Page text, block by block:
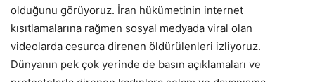
olduğunu görüyoruz. İran hükümetinin internet
kısıtlamalarına rağmen sosyal medyada viral olan
videolarda cesurca direnen öldürülenleri izliyoruz.
Dünyanın pek çok yerinde de basın açıklamaları ve